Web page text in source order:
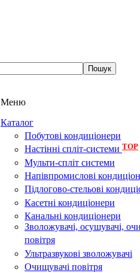
Меню
Каталог
Побутові кондиціонери
Настінні спліт-системи TOP
Мульти-спліт системи
Напівпромислові
Підлогово-стельові
Касетні кондиціонери
Канальні кондиціонери
Зволожувачі, осушувачі,
повітря
Ультразвукові зволожувачі
Очищувачі повітря